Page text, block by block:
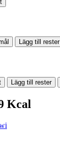
Lägg till rester
Lägg till rester
Kcal